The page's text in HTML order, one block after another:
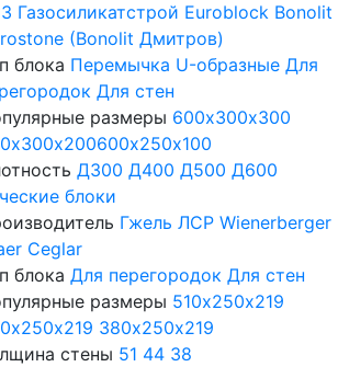
Газосиликатстрой Euroblock Bonolit
(Bonolit Дмитров)
блока Перемычка U-образные Для
Для стен
размеры 600х300х300
600х250х100
Д300 Д400 Д500 Д600
блоки
Гжель ЛСР Wienerberger
Ceglar
блока Для перегородок Для стен
размеры 510х250х219
380х250х219
стены 51 44 38